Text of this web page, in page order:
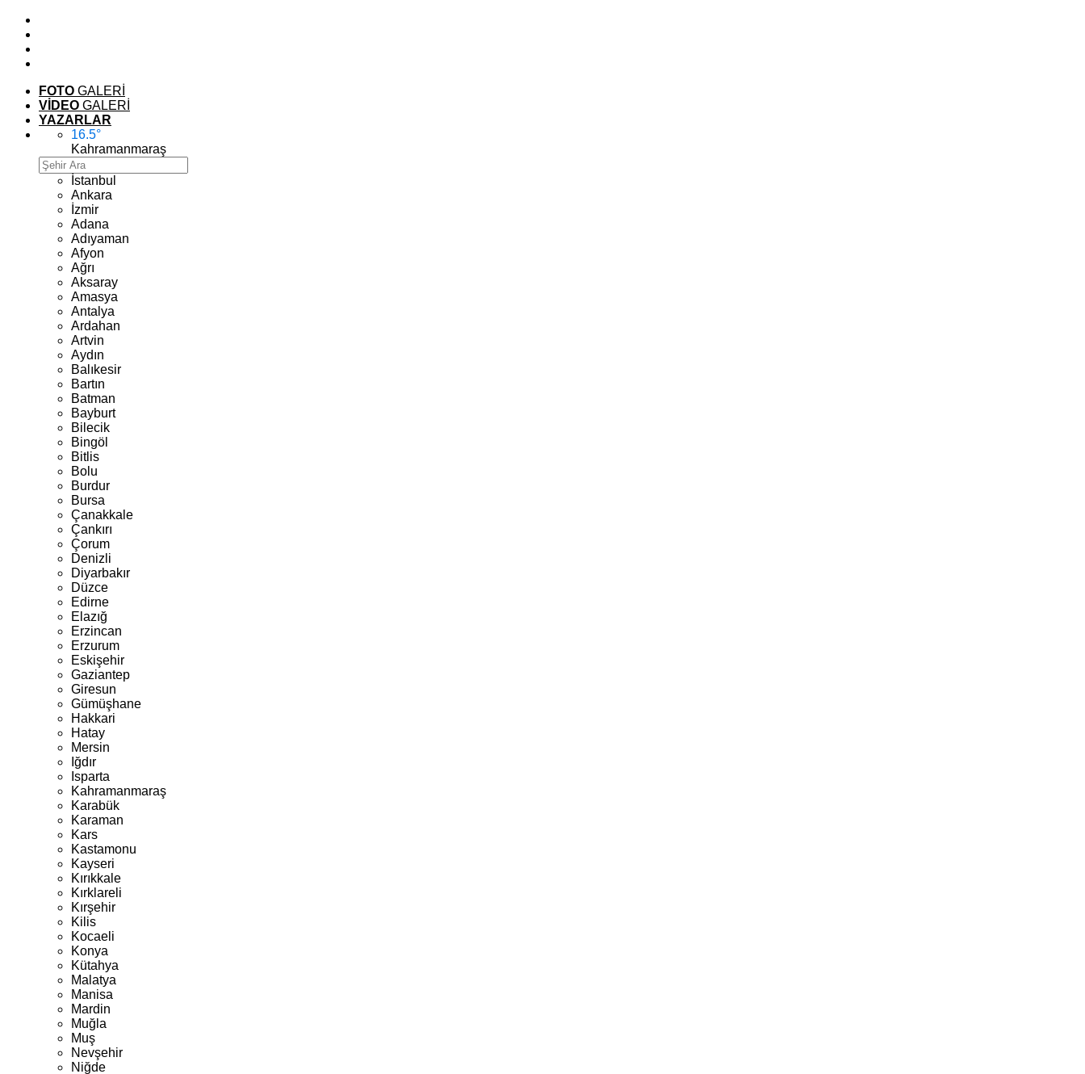
FOTO GALERİ
VİDEO GALERİ
YAZARLAR
16.5°
Kahramanmaraş
İstanbul
Ankara
İzmir
Adana
Adıyaman
Afyon
Ağrı
Aksaray
Amasya
Antalya
Ardahan
Artvin
Aydın
Balıkesir
Bartın
Batman
Bayburt
Bilecik
Bingöl
Bitlis
Bolu
Burdur
Bursa
Çanakkale
Çankırı
Çorum
Denizli
Diyarbakır
Düzce
Edirne
Elazığ
Erzincan
Erzurum
Eskişehir
Gaziantep
Giresun
Gümüşhane
Hakkari
Hatay
Mersin
Iğdır
Isparta
Kahramanmaraş
Karabük
Karaman
Kars
Kastamonu
Kayseri
Kırıkkale
Kırklareli
Kırşehir
Kilis
Kocaeli
Konya
Kütahya
Malatya
Manisa
Mardin
Muğla
Muş
Nevşehir
Niğde